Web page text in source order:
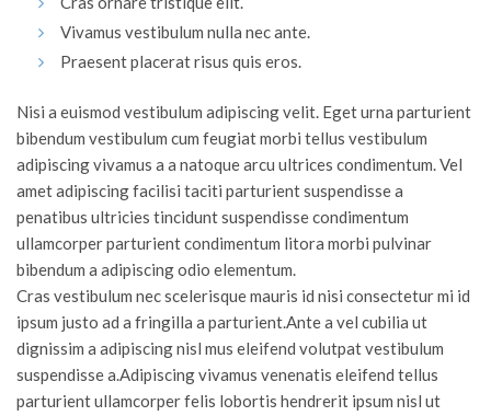
Vivamus vestibulum nulla nec ante.
Praesent placerat risus quis eros.
Nisi a euismod vestibulum adipiscing velit. Eget urna parturient
bibendum vestibulum cum feugiat morbi tellus vestibulum
adipiscing vivamus a a natoque arcu ultrices condimentum. Vel
amet adipiscing facilisi taciti parturient suspendisse a
penatibus ultricies tincidunt suspendisse condimentum
ullamcorper parturient condimentum litora morbi pulvinar
bibendum a adipiscing odio elementum.
Cras vestibulum nec scelerisque mauris id nisi consectetur mi id
ipsum justo ad a fringilla a parturient.Ante a vel cubilia ut
dignissim a adipiscing nisl mus eleifend volutpat vestibulum
suspendisse a.Adipiscing vivamus venenatis eleifend tellus
parturient ullamcorper felis lobortis hendrerit ipsum nisl ut